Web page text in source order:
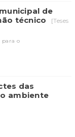
de
técnico
[Teses
para o
das
ambiente